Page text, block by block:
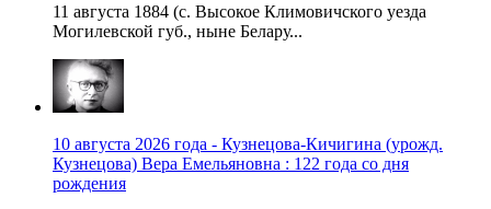
11 августа 1884 (с. Высокое Климовичского уезда
Могилевской губ., ныне Белару...
10 августа 2026 года - Кузнецова-Кичигина (урожд.
Кузнецова) Вера Емельяновна : 122 года со дня
рождения